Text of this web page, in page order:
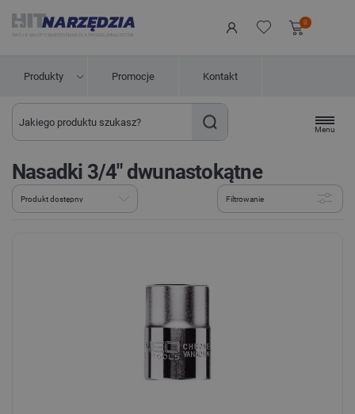
0
Produkty Promocje Kontakt
Menu
Nasadki 3/4" dwunastokątne
Filtrowanie